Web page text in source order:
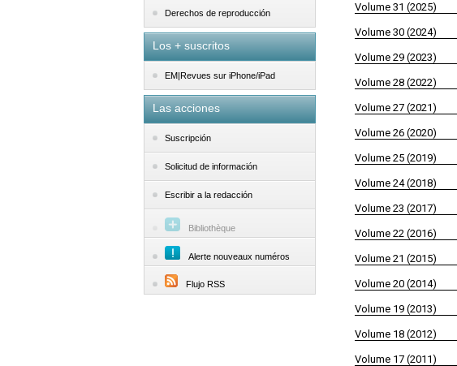
Derechos de reproducción
Los + suscritos
EM|Revues sur iPhone/iPad
Las acciones
Suscripción
Solicitud de información
Escribir a la redacción
Bibliothèque
Alerte nouveaux numéros
Flujo RSS
Volume 31 (2025)
Volume 30 (2024)
Volume 29 (2023)
Volume 28 (2022)
Volume 27 (2021)
Volume 26 (2020)
Volume 25 (2019)
Volume 24 (2018)
Volume 23 (2017)
Volume 22 (2016)
Volume 21 (2015)
Volume 20 (2014)
Volume 19 (2013)
Volume 18 (2012)
Volume 17 (2011)